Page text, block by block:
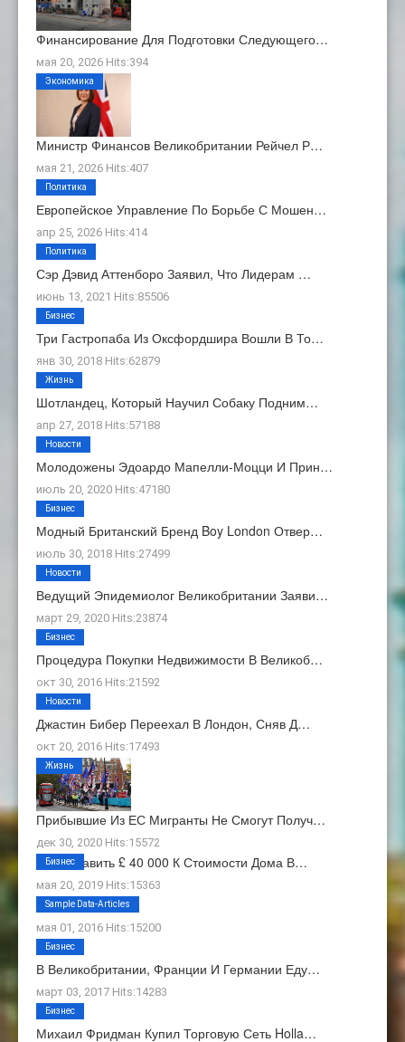
Финансирование Для Подготовки Следующего…
мая 20, 2026 Hits:394
Министр Финансов Великобритании Рейчел Р…
мая 21, 2026 Hits:407
Экономика
Европейское Управление По Борьбе С Мошен…
апр 25, 2026 Hits:414
Политика
Сэр Дэвид Аттенборо Заявил, Что Лидерам …
июнь 13, 2021 Hits:85506
Политика
Три Гастропаба Из Оксфордшира Вошли В То…
янв 30, 2018 Hits:62879
Бизнес
Шотландец, Который Научил Собаку Подним…
апр 27, 2018 Hits:57188
Жизнь
Молодожены Эдоардо Мапелли-Моцци И Прин…
июль 20, 2020 Hits:47180
Новости
Модный Британский Бренд Boy London Отвер…
июль 30, 2018 Hits:27499
Бизнес
Ведущий Эпидемиолог Великобритании Заяви…
март 29, 2020 Hits:23874
Новости
Процедура Покупки Недвижимости В Великоб…
окт 30, 2016 Hits:21592
Бизнес
Джастин Бибер Переехал В Лондон, Сняв Д…
окт 20, 2016 Hits:17493
Новости
Прибывшие Из ЕС Мигранты Не Смогут Получ…
дек 30, 2020 Hits:15572
Жизнь
Как Добавить £ 40 000 К Стоимости Дома В…
мая 20, 2019 Hits:15363
Бизнес
О Нас
мая 01, 2016 Hits:15200
Sample Data-Articles
В Великобритании, Франции И Германии Еду…
март 03, 2017 Hits:14283
Бизнес
Михаил Фридман Купил Торговую Сеть Holla…
Бизнес